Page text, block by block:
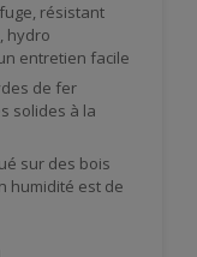
résistant
hydro
entretien facile
de fer
solides à la
sur des bois
humidité est de